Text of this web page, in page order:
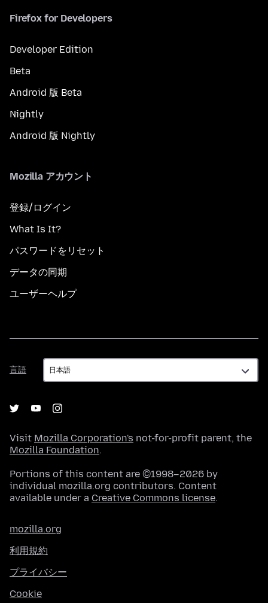
Firefox for Developers
Developer Edition
Beta
Android 版 Beta
Nightly
Android 版 Nightly
Mozilla アカウント
登録/ログイン
What Is It?
パスワードをリセット
データの同期
ユーザーヘルプ
言語
言
語
Visit Mozilla Corporation's not-for-profit parent, the
Mozilla Foundation.
Portions of this content are ©1998–2026 by
individual mozilla.org contributors. Content
available under a Creative Commons license.
mozilla.org
利用規約
プライバシー
Cookie